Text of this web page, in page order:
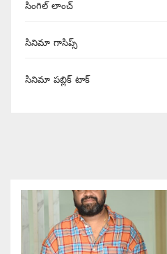
సింగిల్ లాంచ్
సినిమా గాసిప్స్
సినిమా పబ్లిక్ టాక్